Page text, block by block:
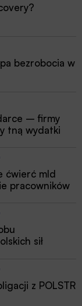
bezrobocia w
– firmy
tną wydatki
ćwierć mld
pracowników
sił
z POLSTR